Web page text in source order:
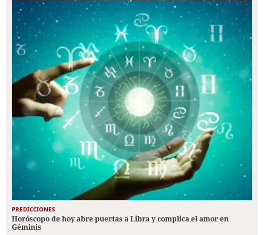
PREDICCIONES
Horóscopo de hoy abre puertas a Libra y complica el amor en
Géminis